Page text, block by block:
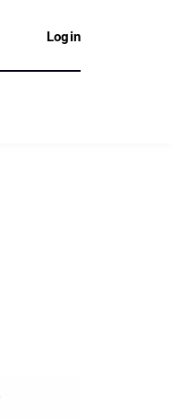
Login